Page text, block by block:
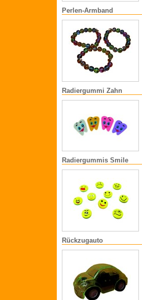
Perlen-Armband
Radiergummi Zahn
Radiergummis Smile
Rückzugauto